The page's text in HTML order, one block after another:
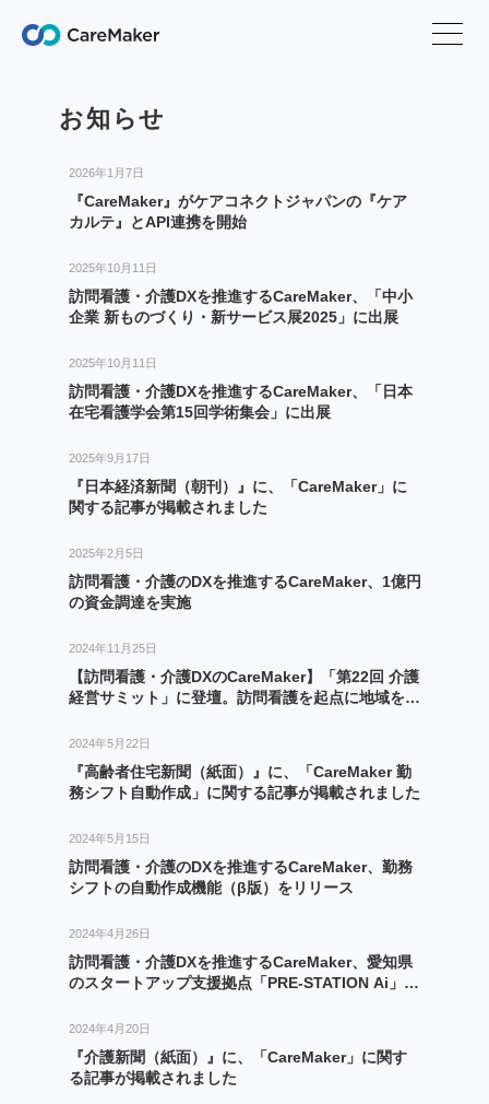
お知らせ
2026年1月7日
『CareMaker』がケアコネクトジャパンの『ケア
カルテ』とAPI連携を開始
2025年10月11日
訪問看護・介護DXを推進するCareMaker、「中小
企業 新ものづくり・新サービス展2025」に出展
2025年10月11日
訪問看護・介護DXを推進するCareMaker、「日本
在宅看護学会第15回学術集会」に出展
2025年9月17日
『日本経済新聞（朝刊）』に、「CareMaker」に
関する記事が掲載されました
2025年2月5日
訪問看護・介護のDXを推進するCareMaker、1億円
の資金調達を実施
2024年11月25日
【訪問看護・介護DXのCareMaker】「第22回 介護
経営サミット」に登壇。訪問看護を起点に地域を多
2024年5月22日
『高齢者住宅新聞（紙面）』に、「CareMaker 勤
務シフト自動作成」に関する記事が掲載されました
2024年5月15日
訪問看護・介護のDXを推進するCareMaker、勤務
シフトの自動作成機能（β版）をリリース
2024年4月26日
訪問看護・介護DXを推進するCareMaker、愛知県
のスタートアップ支援拠点「PRE-STATION Ai」
2024年4月20日
『介護新聞（紙面）』に、「CareMaker」に関す
る記事が掲載されました